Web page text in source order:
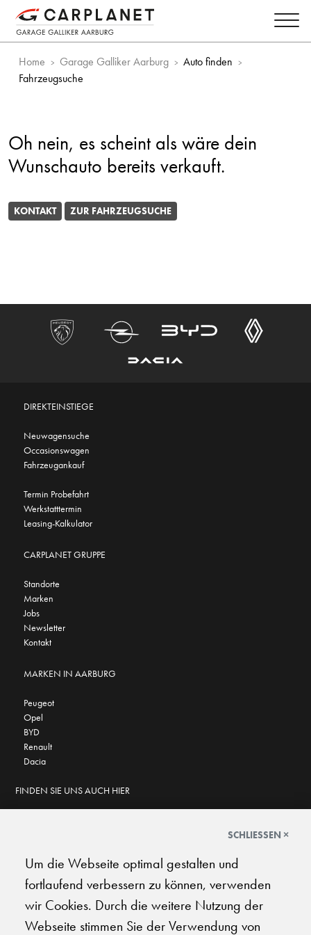
Home Garage Galliker Aarburg
Auto finden
Fahrzeugsuche
Oh nein, es scheint als wäre dein
Wunschauto bereits verkauft.
KONTAKT ZUR FAHRZEUGSUCHE
DIREKTEINSTIEGE
Neuwagensuche
Occasionswagen
Fahrzeugankauf
Termin Probefahrt
Werkstatttermin
Leasing-Kalkulator
CARPLANET GRUPPE
Standorte
Marken
Jobs
Newsletter
Kontakt
MARKEN IN AARBURG
Peugeot
Opel
BYD
Renault
Dacia
FINDEN SIE UNS AUCH HIER
4.6 ★★★★★
★★★★★
SCHLIESSEN ×
Um die Webseite optimal gestalten und
fortlaufend verbessern zu können, verwenden
wir Cookies. Durch die weitere Nutzung der
Webseite stimmen Sie der Verwendung von